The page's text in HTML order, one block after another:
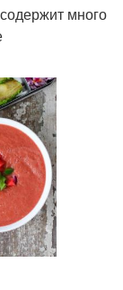
много